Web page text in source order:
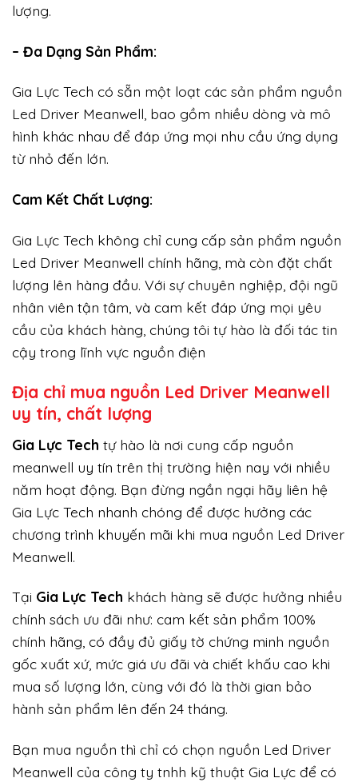
lượng.
– Đa Dạng Sản Phẩm:
Gia Lực Tech có sẵn một loạt các sản phẩm nguồn
Led Driver Meanwell, bao gồm nhiều dòng và mô
hình khác nhau để đáp ứng mọi nhu cầu ứng dụng
từ nhỏ đến lớn.
Cam Kết Chất Lượng:
Gia Lực Tech không chỉ cung cấp sản phẩm nguồn
Led Driver Meanwell chính hãng, mà còn đặt chất
lượng lên hàng đầu. Với sự chuyên nghiệp, đội ngũ
nhân viên tận tâm, và cam kết đáp ứng mọi yêu
cầu của khách hàng, chúng tôi tự hào là đối tác tin
cậy trong lĩnh vực nguồn điện
Địa chỉ mua nguồn Led Driver Meanwell
uy tín, chất lượng
Gia Lực Tech tự hào là nơi cung cấp nguồn
meanwell uy tín trên thị trường hiện nay với nhiều
năm hoạt động. Bạn đừng ngần ngại hãy liên hệ
Gia Lực Tech nhanh chóng để được hưởng các
chương trình khuyến mãi khi mua nguồn Led Driver
Meanwell.
Tại Gia Lực Tech khách hàng sẽ được hưởng nhiều
chính sách ưu đãi như: cam kết sản phẩm 100%
chính hãng, có đầy đủ giấy tờ chứng minh nguồn
gốc xuất xứ, mức giá ưu đãi và chiết khấu cao khi
mua số lượng lớn, cùng với đó là thời gian bảo
hành sản phẩm lên đến 24 tháng.
Bạn mua nguồn thì chỉ có chọn nguồn Led Driver
Meanwell của công ty tnhh kỹ thuật Gia Lực để có